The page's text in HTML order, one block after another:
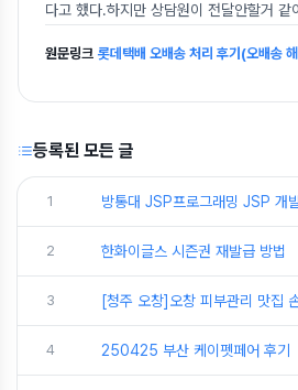
다고 했다.하지만 상담원이 전달안할거 같
원문링크 롯데택배 오배송 처리 후기(오배송
등록된 모든 글
1 방통대 JSP프로그래밍 JSP 개
2 한화이글스 시즌권 재발급 방법
3 [청주 오창]오창 피부관리 맛집
4 250425 부산 케이펫페어 후기